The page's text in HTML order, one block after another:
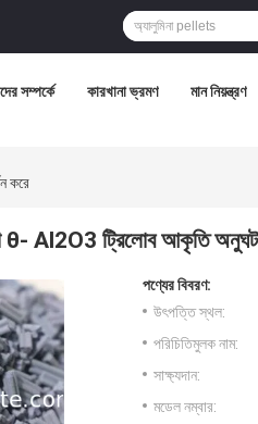
সম্পর্কে কারখানা ভ্রমণ মান নিয়ন্ত্রণ
করে
Al2O3 ট্রিলোব আকৃতি অনুঘটক
পণ্যের বিবরণ:
উৎপত্তি স্থল:
পরিচিতিমুলক নাম:
সাক্ষ্যদান:
মডেল নম্বার: